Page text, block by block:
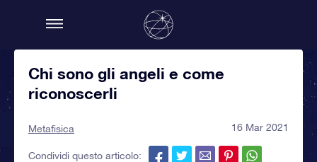
Chi sono gli angeli e come
riconoscerli
Metafisica 16 Mar 2021
Condividi questo articolo: